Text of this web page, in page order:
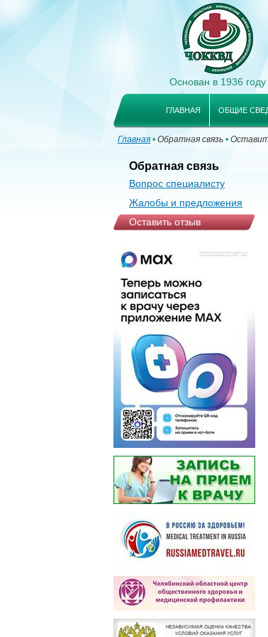
Основан в 1936 году
ГЛАВНАЯ ОБЩИЕ
Главная • Обратная связь •
Обратная связь
Вопрос специалисту
Жалобы и предложения
Оставить отзыв